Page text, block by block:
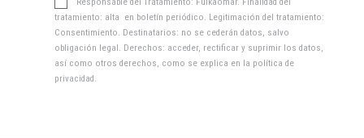
tratamiento: alta en boletín periódico. Legitimación del tratamiento:
Consentimiento. Destinatarios: no se cederán datos, salvo
obligación legal. Derechos: acceder, rectificar y suprimir los datos,
así como otros derechos, como se explica en la política de
privacidad.